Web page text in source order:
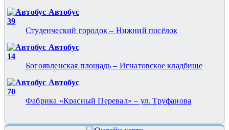
Автобус
39
Студенческий городок – Нижний посёлок
Автобус
14
Богоявленская площадь – Игнатовское кладбище
Автобус
70
Фабрика «Красный Перевал» – ул. Труфанова